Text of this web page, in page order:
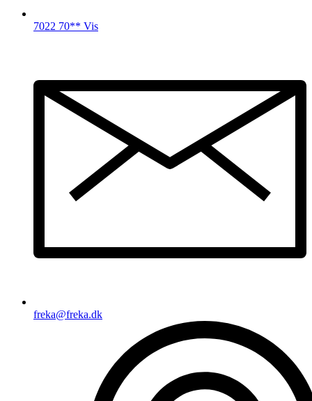
7022 70** Vis
freka@freka.dk